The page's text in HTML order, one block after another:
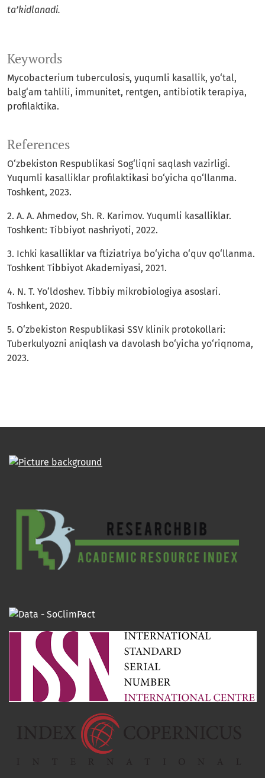
Keywords
Mycobacterium tuberculosis, yuqumli kasallik, yo‘tal,
balg‘am tahlili, immunitet, rentgen, antibiotik terapiya,
profilaktika.
ta’kidlanadi.
References
O‘zbekiston Respublikasi Sog‘liqni saqlash vazirligi.
Yuqumli kasalliklar profilaktikasi bo‘yicha qo‘llanma.
Toshkent, 2023.
2. A. A. Ahmedov, Sh. R. Karimov. Yuqumli kasalliklar.
Toshkent: Tibbiyot nashriyoti, 2022.
3. Ichki kasalliklar va ftiziatriya bo‘yicha o‘quv qo‘llanma.
Toshkent Tibbiyot Akademiyasi, 2021.
4. N. T. Yo‘ldoshev. Tibbiy mikrobiologiya asoslari.
Toshkent, 2020.
5. O‘zbekiston Respublikasi SSV klinik protokollari:
Tuberkulyozni aniqlash va davolash bo‘yicha yo‘riqnoma,
2023.